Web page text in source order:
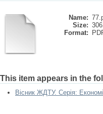
Name:
Size:
Format:
This item appears in the
Вісник ЖДТУ. Серія: